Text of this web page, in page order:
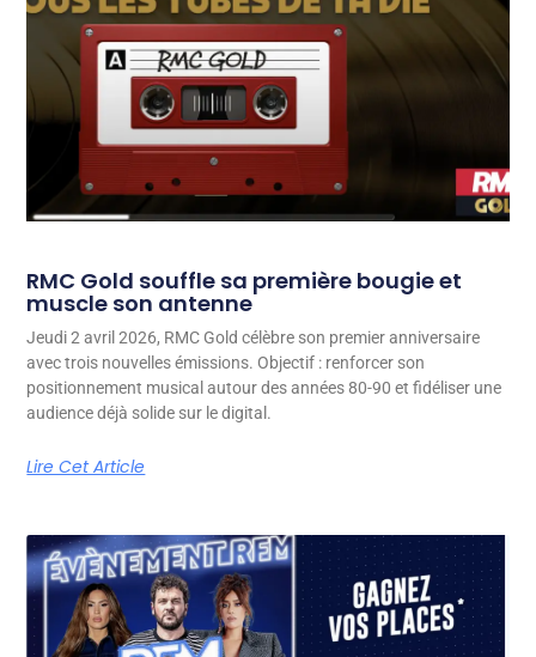
RMC Gold souffle sa première bougie et
muscle son antenne
Jeudi 2 avril 2026, RMC Gold célèbre son premier anniversaire
avec trois nouvelles émissions. Objectif : renforcer son
positionnement musical autour des années 80-90 et fidéliser une
audience déjà solide sur le digital.
Lire Cet Article